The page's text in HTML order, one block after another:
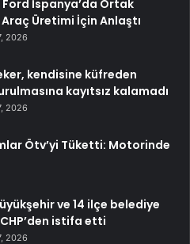
Ford İspanya’da Ortak
Üretimi İçin Anlaştı
2026
kendisine küfreden
kayıtsız kalamadı
2026
Ötv’yi Tüketti: Motorinde
ve 14 ilçe belediye
istifa etti
2026